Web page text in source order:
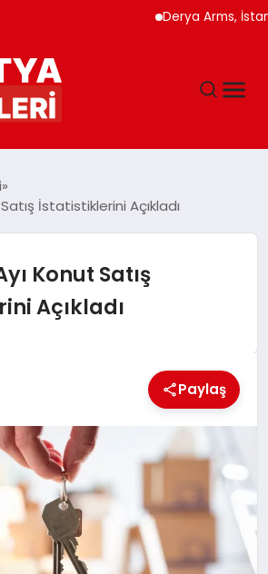
Derya Arms, İstanbul
İstatistiklerini Açıkladı
Konut Satış
Açıkladı
Paylaş